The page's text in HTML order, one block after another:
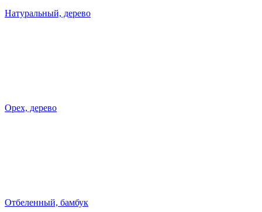
Натуральный, дерево
Орех, дерево
Отбеленный, бамбук